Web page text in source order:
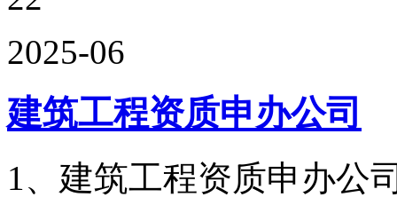
2025-06
建筑工程资质申办公司
1、建筑工程资质申办公